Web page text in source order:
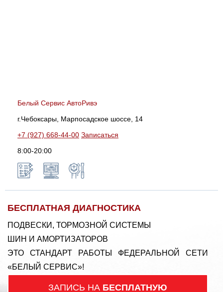
Белый Сервис АвтоРивэ
г.Чебоксары, Марпосадское шоссе, 14
+7 (927) 668-44-00 Записаться
8:00-20:00
БЕСПЛАТНАЯ ДИАГНОСТИКА
ПОДВЕСКИ, ТОРМОЗНОЙ СИСТЕМЫ
ШИН И АМОРТИЗАТОРОВ
ЭТО СТАНДАРТ РАБОТЫ ФЕДЕРАЛЬНОЙ СЕТИ
«БЕЛЫЙ СЕРВИС»!
ЗАПИСЬ НА БЕСПЛАТНУЮ